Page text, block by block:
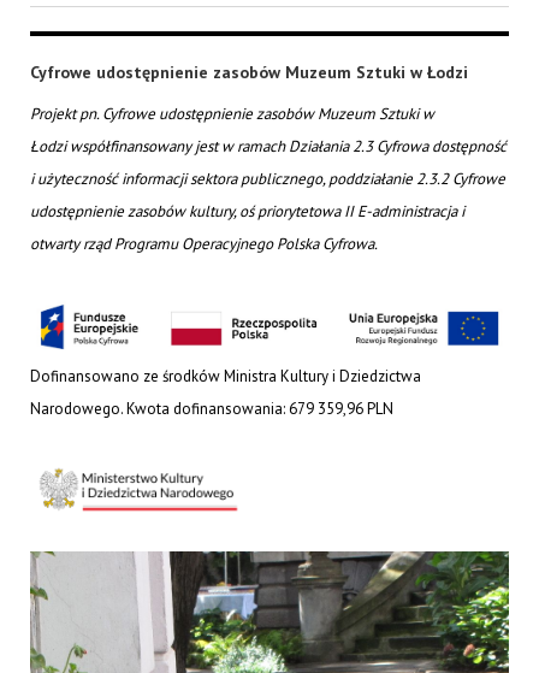
Cyfrowe udostępnienie zasobów Muzeum Sztuki w Łodzi
Projekt pn. Cyfrowe udostępnienie zasobów Muzeum Sztuki w
Łodzi współfinansowany jest w ramach Działania 2.3 Cyfrowa dostępność
i użyteczność informacji sektora publicznego, poddziałanie 2.3.2 Cyfrowe
udostępnienie zasobów kultury, oś priorytetowa II E-administracja i
otwarty rząd Programu Operacyjnego Polska Cyfrowa.
Dofinansowano ze środków Ministra Kultury i Dziedzictwa
Narodowego. Kwota dofinansowania: 679 359,96 PLN